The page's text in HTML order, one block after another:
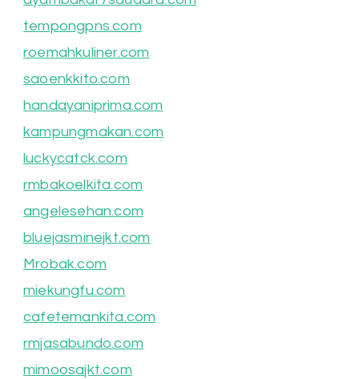
tempongpns.com
roemahkuliner.com
saoenkkito.com
handayaniprima.com
kampungmakan.com
luckycatck.com
rmbakoelkita.com
angelesehan.com
bluejasminejkt.com
Mrobak.com
miekungfu.com
cafetemankita.com
rmjasabundo.com
mimoosajkt.com